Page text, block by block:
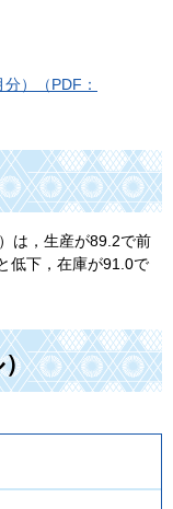
）（PDF：
は，生産が89.2で前
低下，在庫が91.0で